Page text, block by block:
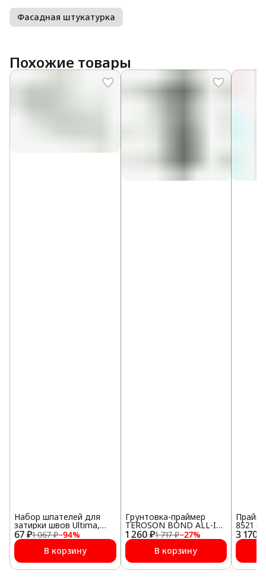
Фасадная штукатурка
Похожие товары
67 ₽1 067 ₽−94%
Набор шпателей для
затирки швов Ultima,
резиновые, 3 шт в
комплекте
В корзину
1 260 ₽1 717 ₽−27%
Грунтовка-праймер
TEROSON BOND ALL-IN-
ONE-PRIMER (PU 8519P)
25 мл
В корзину
3 170 ₽
8521